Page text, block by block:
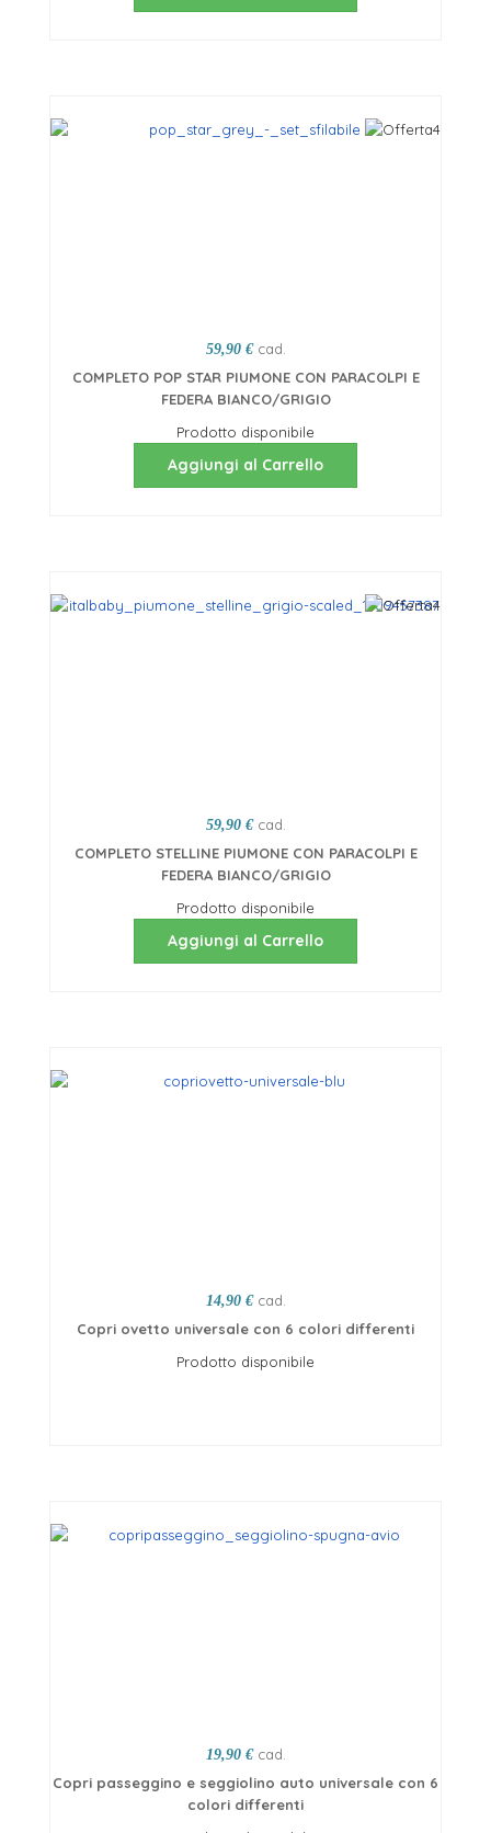
59,90 € cad.
COMPLETO POP STAR PIUMONE CON PARACOLPI E
FEDERA BIANCO/GRIGIO
Prodotto disponibile
Aggiungi al Carrello
59,90 € cad.
COMPLETO STELLINE PIUMONE CON PARACOLPI E
FEDERA BIANCO/GRIGIO
Prodotto disponibile
Aggiungi al Carrello
14,90 € cad.
Copri ovetto universale con 6 colori differenti
Prodotto disponibile
19,90 € cad.
Copri passeggino e seggiolino auto universale con 6
colori differenti